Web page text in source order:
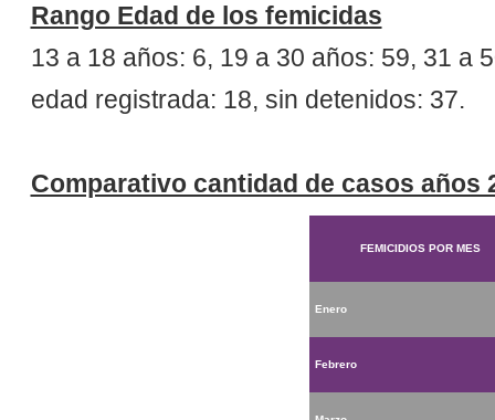
Rango Edad de los femicidas
13 a 18 años: 6, 19 a 30 años: 59, 31 a
edad registrada: 18, sin detenidos: 37.
Comparativo cantidad de casos años
FEMICIDIOS POR MES
Enero
Febrero